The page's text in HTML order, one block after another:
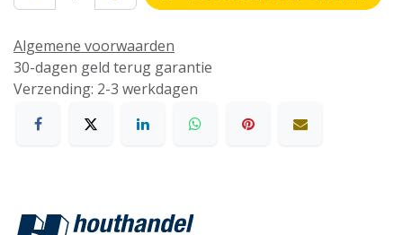
Algemene voorwaarden
30-dagen geld terug garantie
Verzending: 2-3 werkdagen